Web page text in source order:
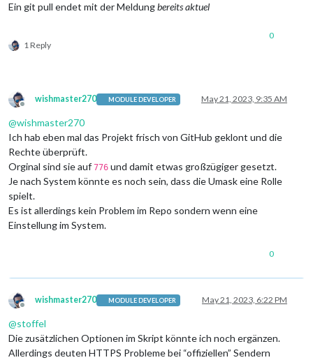
Ein git pull endet mit der Meldungbereits aktuel
1 Reply
0
Offline
wishmaster270 MODULE DEVELOPER May 21, 2023, 9:35 AM
@wishmaster270
Ich hab eben mal das Projekt frisch von GitHub geklont und die
Rechte überprüft.
Orginal sind sie auf 776 und damit etwas großzügiger gesetzt.
Je nach System könnte es noch sein, dass die Umask eine Rolle
spielt.
Es ist allerdings kein Problem im Repo sondern wenn eine
Einstellung im System.
0
Offline
wishmaster270 MODULE DEVELOPER May 21, 2023, 6:22 PM
@stoffel
Die zusätzlichen Optionen im Skript könnte ich noch ergänzen.
Allerdings deuten HTTPS Probleme bei “offiziellen” Sendern